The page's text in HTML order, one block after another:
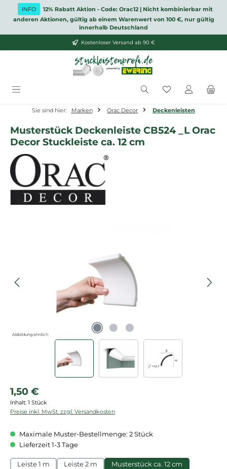
Zum Hauptinhalt springen
INFO
12% Rabatt Aktion - Code: Orac12 | Nicht kombinierbar mit
anderen Aktionen, gültig ab einem Warenwert von 100 €, nur gültig
innerhalb Deutschland
Kostenloser Versand ab 90 €
Du hast 0
Sie sind hier: Marken Orac Decor Deckenleisten
Musterstück Deckenleiste CB524 _L Orac
Decor Stuckleiste ca. 12 cm
Abbildung ähnlich
Regulärer Preis:
1,50 €
Inhalt: 1 Stück
Preise inkl. MwSt. zzgl. Versandkosten
Maximale Muster-Bestellmenge: 2 Stück
Lieferzeit 1-3 Tage
Leiste 1 m Leiste 2 m Musterstück ca. 12 cm